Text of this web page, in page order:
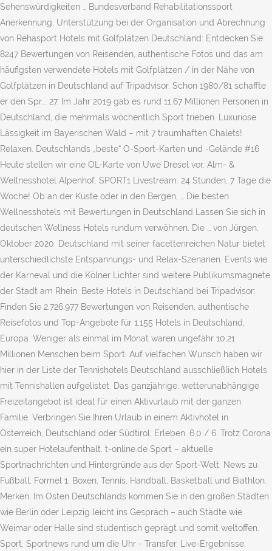
Sehenswürdigkeiten … Bundesverband Rehabilitationssport
Anerkennung, Unterstützung bei der Organisation und Abrechnung
von Rehasport Hotels mit Golfplätzen Deutschland: Entdecken Sie
8247 Bewertungen von Reisenden, authentische Fotos und das am
häufigsten verwendete Hotels mit Golfplätzen / in der Nähe von
Golfplätzen in Deutschland auf Tripadvisor. Schon 1980/81 schaffte
er den Spr... 27. Im Jahr 2019 gab es rund 11,67 Millionen Personen in
Deutschland, die mehrmals wöchentlich Sport trieben. Luxuriöse
Lässigkeit im Bayerischen Wald – mit 7 traumhaften Chalets!
Relaxen. Deutschlands „beste“ O-Sport-Karten und -Gelände #16
Heute stellen wir eine OL-Karte von Uwe Dresel vor. Alm- &
Wellnesshotel Alpenhof. SPORT1 Livestream: 24 Stunden, 7 Tage die
Woche! Ob an der Küste oder in den Bergen, … Die besten
Wellnesshotels mit Bewertungen in Deutschland Lassen Sie sich in
deutschen Wellness Hotels rundum verwöhnen. Die … von Jürgen,
Oktober 2020. Deutschland mit seiner facettenreichen Natur bietet
unterschiedlichste Entspannungs- und Relax-Szenarien. Events wie
der Karneval und die Kölner Lichter sind weitere Publikumsmagnete
der Stadt am Rhein. Beste Hotels in Deutschland bei Tripadvisor:
Finden Sie 2.726.977 Bewertungen von Reisenden, authentische
Reisefotos und Top-Angebote für 1.155 Hotels in Deutschland,
Europa. Weniger als einmal im Monat waren ungefähr 10,21
Millionen Menschen beim Sport. Auf vielfachen Wunsch haben wir
hier in der Liste der Tennishotels Deutschland ausschließlich Hotels
mit Tennishallen aufgelistet. Das ganzjährige, wetterunabhängige
Freizeitangebot ist ideal für einen Aktivurlaub mit der ganzen
Familie. Verbringen Sie Ihren Urlaub in einem Aktivhotel in
Österreich, Deutschland oder Südtirol. Erleben. 6,0 / 6. Trotz Corona
ein super Hotelaufenthalt. t-online.de Sport – aktuelle
Sportnachrichten und Hintergründe aus der Sport-Welt: News zu
Fußball, Formel 1, Boxen, Tennis, Handball, Basketball und Biathlon.
Merken. Im Osten Deutschlands kommen Sie in den großen Städten
wie Berlin oder Leipzig leicht ins Gespräch – auch Städte wie
Weimar oder Halle sind studentisch geprägt und somit weltoffen.
Sport, Sportnews rund um die Uhr - Transfer, Live-Ergebnisse,